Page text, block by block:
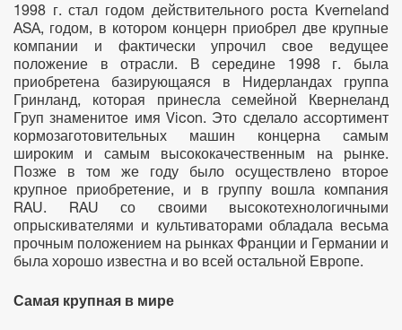
1998 г. стал годом действительного роста Kverneland
ASA, годом, в котором концерн приобрел две крупные
компании и фактически упрочил свое ведущее
положение в отрасли. В середине 1998 г. была
приобретена базирующаяся в Нидерландах группа
Гринланд, которая принесла семейной Квернеланд
Груп знаменитое имя Vicon. Это сделало ассортимент
кормозаготовительных машин концерна самым
широким и самым высококачественным на рынке.
Позже в том же году было осуществлено второе
крупное приобретение, и в группу вошла компания
RAU. RAU со своими высокотехнологичными
опрыскивателями и культиваторами обладала весьма
прочным положением на рынках Франции и Германии и
была хорошо известна и во всей остальной Европе.
Самая крупная в мире